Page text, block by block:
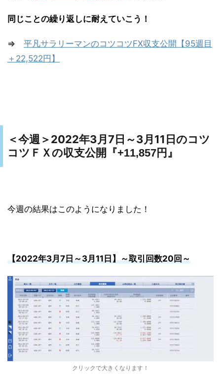
同じことの繰り返しに耐えていこう！
⇒ 平凡サラリーマンのコツコツFX収支公開【95週目
＋22,522円】
＜今週＞ 2022年3月7日～3月11日のコツ
コツＦＸの収支公開『+11,857円』
今週の結果はこのようになりました！
【2022年3月7日～3月11日】～取引回数20回～
クリックで大きくなります！